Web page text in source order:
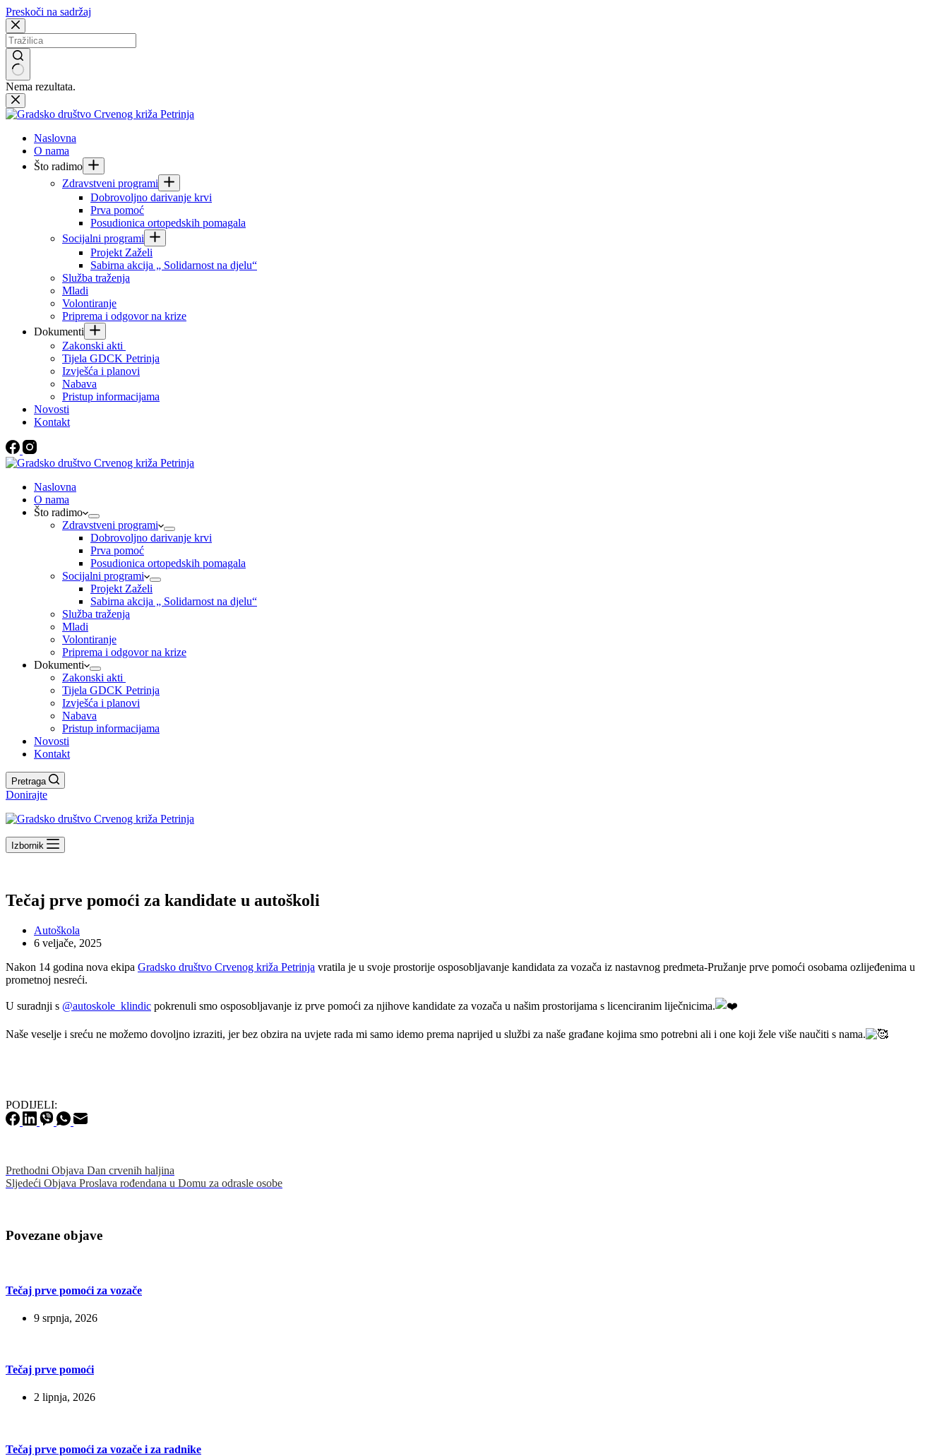
Preskoči na sadržaj
Nema rezultata.
Naslovna
O nama
Što radimo
Zdravstveni programi
Dobrovoljno darivanje krvi
Prva pomoć
Posudionica ortopedskih pomagala
Socijalni programi
Projekt Zaželi
Sabirna akcija „ Solidarnost na djelu“
Služba traženja
Mladi
Volontiranje
Priprema i odgovor na krize
Dokumenti
Zakonski akti
Tijela GDCK Petrinja
Izvješća i planovi
Nabava
Pristup informacijama
Novosti
Kontakt
Naslovna
O nama
Što radimo
Zdravstveni programi
Dobrovoljno darivanje krvi
Prva pomoć
Posudionica ortopedskih pomagala
Socijalni programi
Projekt Zaželi
Sabirna akcija „ Solidarnost na djelu“
Služba traženja
Mladi
Volontiranje
Priprema i odgovor na krize
Dokumenti
Zakonski akti
Tijela GDCK Petrinja
Izvješća i planovi
Nabava
Pristup informacijama
Novosti
Kontakt
Pretraga
Donirajte
Izbornik
Tečaj prve pomoći za kandidate u autoškoli
Autoškola
6 veljače, 2025
Nakon 14 godina nova ekipa Gradsko društvo Crvenog križa Petrinja vratila je u svoje prostorije osposobljavanje kandidata za vozača iz nastavnog predmeta-Pružanje prve pomoći osobama ozlijeđenima u
prometnoj nesreći.
U suradnji s @autoskole_klindic pokrenuli smo osposobljavanje iz prve pomoći za njihove kandidate za vozača u našim prostorijama s licenciranim liječnicima.
Naše veselje i sreću ne možemo dovoljno izraziti, jer bez obzira na uvjete rada mi samo idemo prema naprijed u službi za naše građane kojima smo potrebni ali i one koji žele više naučiti s nama.
PODIJELI:
Prethodni Objava Dan crvenih haljina
Sljedeći Objava Proslava rođendana u Domu za odrasle osobe
Povezane objave
Tečaj prve pomoći za vozače
9 srpnja, 2026
Tečaj prve pomoći
2 lipnja, 2026
Tečaj prve pomoći za vozače i za radnike